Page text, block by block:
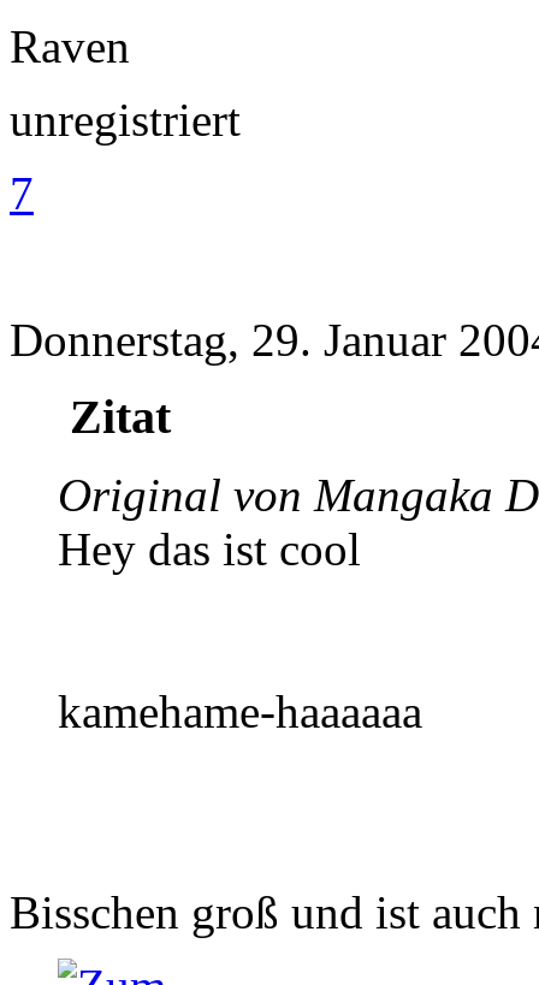
Raven
unregistriert
7
Donnerstag, 29. Januar
Zitat
Original von Mangaka D
Hey das ist cool
kamehame-haaaaaa
Bisschen groß und ist